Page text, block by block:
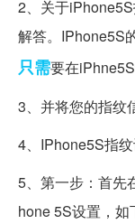
2、关于
解答。IPhone5S
只需要在
3、并将您的指纹
4、IPhone5S指
5、第一步：首先
hone 5S设置，如